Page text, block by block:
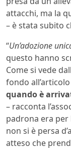
attacchi, ma la
– è stata subito
“Un’adozione
questo hanno
Come si vede
fondo all’articolo
quando è
– racconta
padrona era per
non si è persa
atteso che